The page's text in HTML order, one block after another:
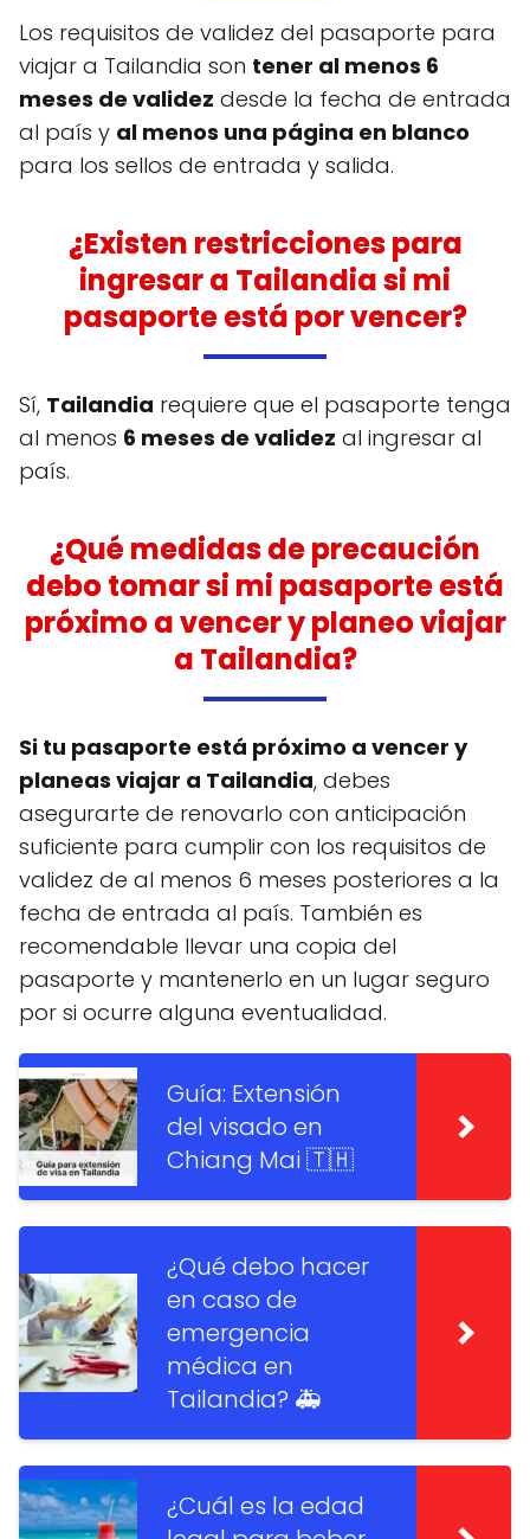
Los requisitos de validez del pasaporte para
viajar a Tailandia son tener al menos 6
meses de validez desde la fecha de entrada
al país y al menos una página en blanco
para los sellos de entrada y salida.
¿Existen restricciones para
ingresar a Tailandia si mi
pasaporte está por vencer?
Sí, Tailandia requiere que el pasaporte tenga
al menos 6 meses de validez al ingresar al
país.
¿Qué medidas de precaución
debo tomar si mi pasaporte está
próximo a vencer y planeo viajar
a Tailandia?
Si tu pasaporte está próximo a vencer y
planeas viajar a Tailandia, debes
asegurarte de renovarlo con anticipación
suficiente para cumplir con los requisitos de
validez de al menos 6 meses posteriores a la
fecha de entrada al país. También es
recomendable llevar una copia del
pasaporte y mantenerlo en un lugar seguro
por si ocurre alguna eventualidad.
Guía: Extensión
del visado en
Chiang Mai 🇹🇭
¿Qué debo hacer
en caso de
emergencia
médica en
Tailandia? 🚑
¿Cuál es la edad